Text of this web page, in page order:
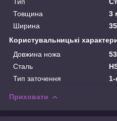
Товщина
3
Ширина
Користувальницькі
Довжина ножа
Сталь
Тип заточення
Приховати